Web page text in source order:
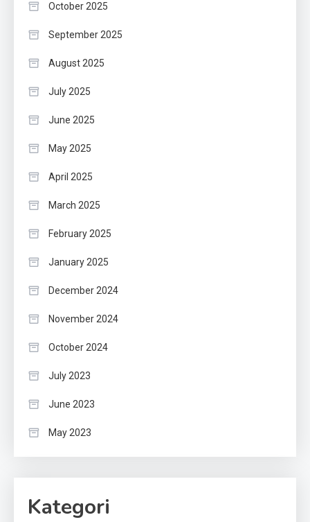
October 2025
September 2025
August 2025
July 2025
June 2025
May 2025
April 2025
March 2025
February 2025
January 2025
December 2024
November 2024
October 2024
July 2023
June 2023
May 2023
Kategori